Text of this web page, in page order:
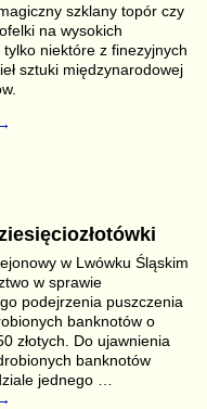
szklany topór czy
na wysokich
niektóre z finezyjnych
sztuki międzynarodowej
w Lwówku Śląskim
w sprawie
podejrzenia puszczenia
banknotów o
złotych. Do ujawnienia
banknotów
jednego